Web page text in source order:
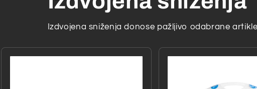
Izdvojena sniženja donose pažljivo odabrane